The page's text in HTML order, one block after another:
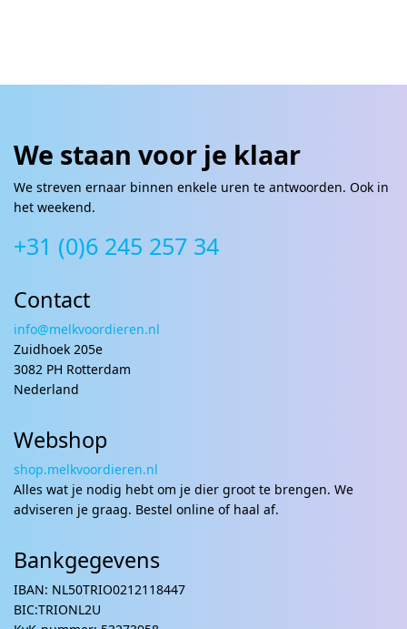
We staan voor je klaar
We streven ernaar binnen enkele uren te antwoorden. Ook in
het weekend.
+31 (0)6 245 257 34
Contact
info@melkvoordieren.nl
Zuidhoek 205e
3082 PH Rotterdam
Nederland
Webshop
shop.melkvoordieren.nl
Alles wat je nodig hebt om je dier groot te brengen. We
adviseren je graag. Bestel online of haal af.
Bankgegevens
IBAN: NL50TRIO0212118447
BIC:TRIONL2U